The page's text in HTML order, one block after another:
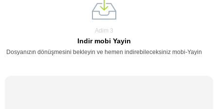
Adim 3
Indir mobi Yayin
Dosyanızın dönüşmesini bekleyin ve hemen indirebileceksiniz mobi-Yayin